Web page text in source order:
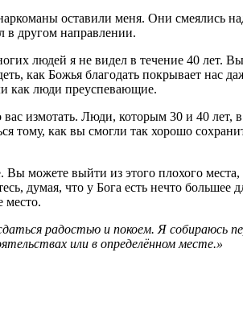
оставили меня. Они смеялись
в другом направлении.
людей я не видел в течение 40
как Божья благодать покрывает нас
как люди преуспевающие.
измотать. Люди, которым 30 и 40 лет,
как вы смогли так хорошо
можете выйти из этого плохого
что у Бога есть нечто большее
место.
радостью и покоем. Я
или в определённом месте.»